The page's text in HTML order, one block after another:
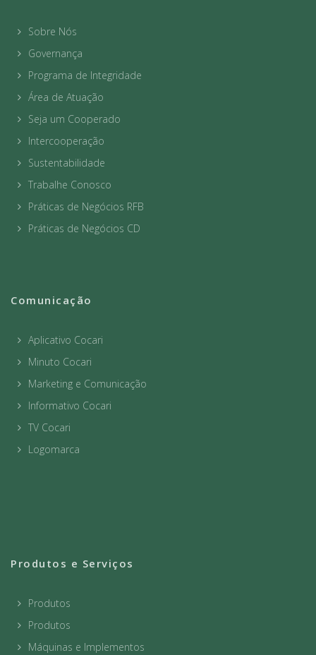
Sobre Nós
Governança
Programa de Integridade
Área de Atuação
Seja um Cooperado
Intercooperação
Sustentabilidade
Trabalhe Conosco
Práticas de Negócios RFB
Práticas de Negócios CD
Comunicação
Aplicativo Cocari
Minuto Cocari
Marketing e Comunicação
Informativo Cocari
TV Cocari
Logomarca
Produtos e Serviços
Produtos
Produtos
Máquinas e Implementos